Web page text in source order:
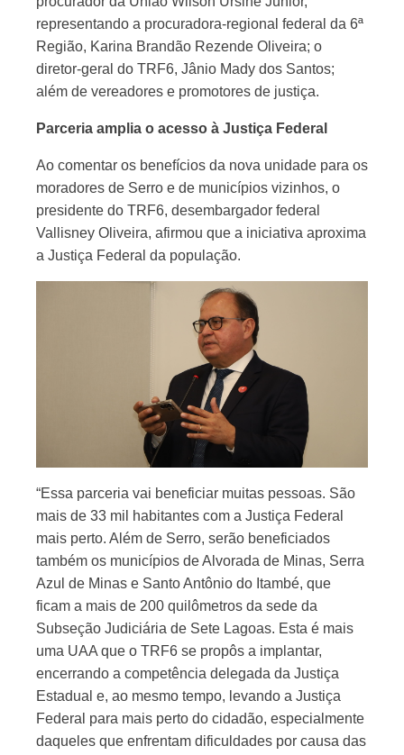
representando a procuradora-regional federal da 6ª
Região, Karina Brandão Rezende Oliveira; o
diretor-geral do TRF6, Jânio Mady dos Santos;
além de vereadores e promotores de justiça.
Parceria amplia o acesso à Justiça Federal
Ao comentar os benefícios da nova unidade para os
moradores de Serro e de municípios vizinhos, o
presidente do TRF6, desembargador federal
Vallisney Oliveira, afirmou que a iniciativa aproxima
a Justiça Federal da população.
“Essa parceria vai beneficiar muitas pessoas. São
mais de 33 mil habitantes com a Justiça Federal
mais perto. Além de Serro, serão beneficiados
também os municípios de Alvorada de Minas, Serra
Azul de Minas e Santo Antônio do Itambé, que
ficam a mais de 200 quilômetros da sede da
Subseção Judiciária de Sete Lagoas. Esta é mais
uma UAA que o TRF6 se propôs a implantar,
encerrando a competência delegada da Justiça
Estadual e, ao mesmo tempo, levando a Justiça
Federal para mais perto do cidadão, especialmente
daqueles que enfrentam dificuldades por causa das